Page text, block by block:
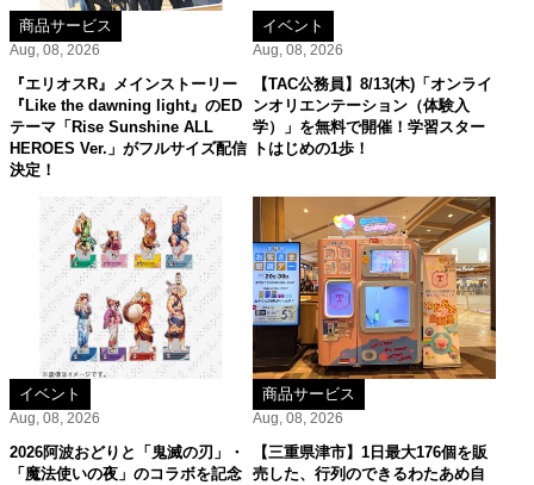
商品サービス
Aug, 08, 2026
『エリオスR』メインストーリー
『Like the dawning light』のED
テーマ「Rise Sunshine ALL
HEROES Ver.」がフルサイズ配信
決定！
イベント
Aug, 08, 2026
【TAC公務員】8/13(木)「オンライ
ンオリエンテーション（体験入
学）」を無料で開催！学習スター
トはじめの1歩！
イベント
Aug, 08, 2026
2026阿波おどりと「鬼滅の刃」・
「魔法使いの夜」のコラボを記念
商品サービス
Aug, 08, 2026
【三重県津市】1日最大176個を販
売した、行列のできるわたあめ自